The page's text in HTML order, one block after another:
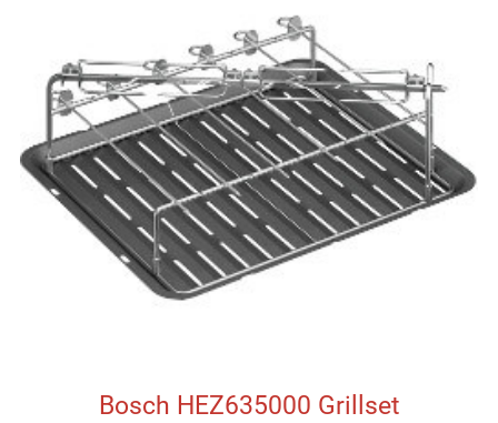
Bosch HEZ635000 Grillset